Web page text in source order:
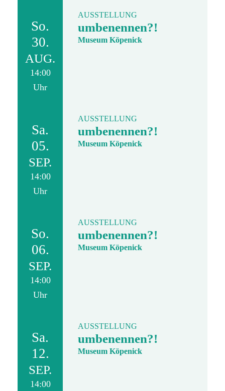
So.
30.
AUG.
14:00
Uhr
AUSSTELLUNG
umbenennen?!
Museum Köpenick
Sa.
05.
SEP.
14:00
Uhr
AUSSTELLUNG
umbenennen?!
Museum Köpenick
So.
06.
SEP.
14:00
Uhr
AUSSTELLUNG
umbenennen?!
Museum Köpenick
Sa.
12.
SEP.
14:00
AUSSTELLUNG
umbenennen?!
Museum Köpenick